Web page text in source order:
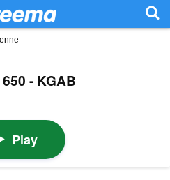
- KGAB
Play